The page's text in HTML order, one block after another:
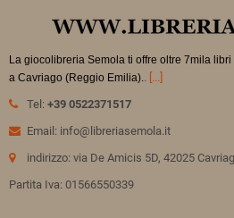
La giocolibreria Semola ti offre oltre 7mila
a Cavriago (Reggio Emilia).. [...]
Tel: +39 0522371517
Email: info@libreriasemola.it
indirizzo: via De Amicis 5D, 42025
Partita Iva: 01566550339